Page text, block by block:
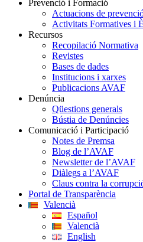
Prevenció i Formació
Actuacions de
Activitats Formatives i
Recursos
Recopilació Normativa
Revistes
Bases de dades
Institucions i xarxes
Publicacions AVAF
Denúncia
Qüestions generals
Bústia de Denúncies
Comunicació i Participació
Notes de Premsa
Blog de l’AVAF
Newsletter de l’AVAF
Diàlegs a l’AVAF
Claus contra la
Portal de Transparència
Valencià
Español
Valencià
English